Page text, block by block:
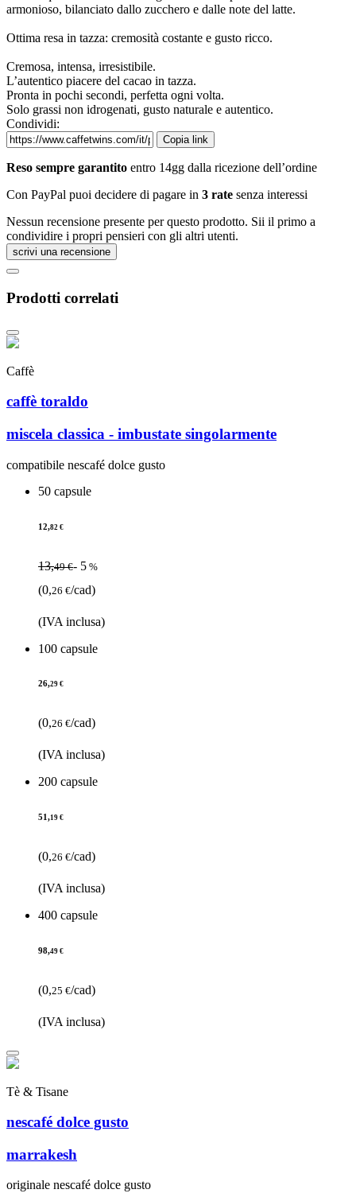
armonioso, bilanciato dallo zucchero e dalle note del latte.
Ottima resa in tazza: cremosità costante e gusto ricco.
Cremosa, intensa, irresistibile.
L’autentico piacere del cacao in tazza.
Pronta in pochi secondi, perfetta ogni volta.
Solo grassi non idrogenati, gusto naturale e autentico.
Condividi:
Copia link
Reso sempre garantito entro 14gg dalla ricezione dell’ordine
Con PayPal puoi decidere di pagare in 3 rate senza interessi
Nessun recensione presente per questo prodotto. Sii il primo a
condividire i propri pensieri con gli altri utenti.
scrivi una recensione
Prodotti correlati
Caffè
caffè toraldo
miscela classica - imbustate singolarmente
compatibile nescafé dolce gusto
50 capsule
12,82 €
13,49 €- 5 %
(0,26 €/cad)
(IVA inclusa)
100 capsule
26,29 €
(0,26 €/cad)
(IVA inclusa)
200 capsule
51,19 €
(0,26 €/cad)
(IVA inclusa)
400 capsule
98,49 €
(0,25 €/cad)
(IVA inclusa)
Tè & Tisane
nescafé dolce gusto
marrakesh
originale nescafé dolce gusto